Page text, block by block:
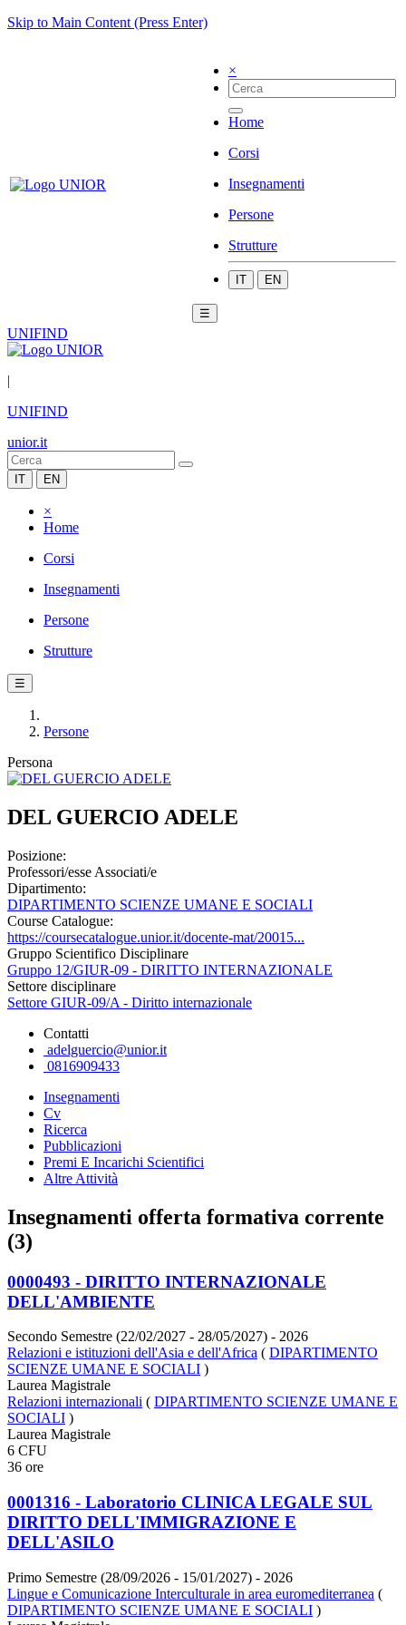
Skip to Main Content (Press Enter)
×
Home
Corsi
Insegnamenti
Persone
Strutture
IT EN
☰
UNIFIND
|
UNIFIND
unior.it
IT EN
×
Home
Corsi
Insegnamenti
Persone
Strutture
☰
Persone
Persona
DEL GUERCIO ADELE
Posizione:
Professori/esse Associati/e
Dipartimento:
DIPARTIMENTO SCIENZE UMANE E SOCIALI
Course Catalogue:
https://coursecatalogue.unior.it/docente-mat/20015...
Gruppo Scientifico Disciplinare
Gruppo 12/GIUR-09 - DIRITTO INTERNAZIONALE
Settore disciplinare
Settore GIUR-09/A - Diritto internazionale
Contatti
adelguercio@unior.it
0816909433
Insegnamenti
Cv
Ricerca
Pubblicazioni
Premi E Incarichi Scientifici
Altre Attività
Insegnamenti offerta formativa corrente
(3)
0000493 - DIRITTO INTERNAZIONALE
DELL'AMBIENTE
Secondo Semestre (22/02/2027 - 28/05/2027) - 2026
Relazioni e istituzioni dell'Asia e dell'Africa ( DIPARTIMENTO
SCIENZE UMANE E SOCIALI )
Laurea Magistrale
Relazioni internazionali ( DIPARTIMENTO SCIENZE UMANE E
SOCIALI )
Laurea Magistrale
6 CFU
36 ore
0001316 - Laboratorio CLINICA LEGALE SUL
DIRITTO DELL'IMMIGRAZIONE E
DELL'ASILO
Primo Semestre (28/09/2026 - 15/01/2027) - 2026
Lingue e Comunicazione Interculturale in area euromediterranea (
DIPARTIMENTO SCIENZE UMANE E SOCIALI )